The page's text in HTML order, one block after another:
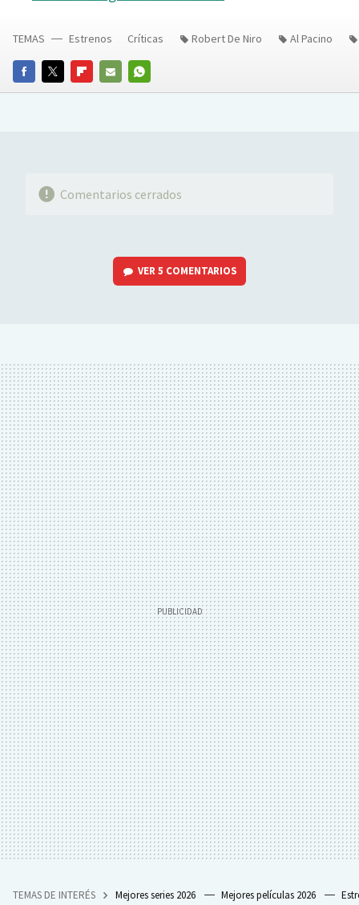
FACEBOOKTWITTERFLIPBOARD
E-
WHATSAPP
TEMAS Estrenos Críticas Robert De Niro Al Pacino
Comentarios cerrados
VER5 COMENTARIOS
TEMAS DE INTERÉS Mejores series 2026 Mejores películas 2026